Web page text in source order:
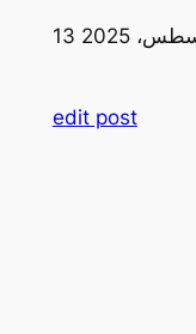
2025
edit post